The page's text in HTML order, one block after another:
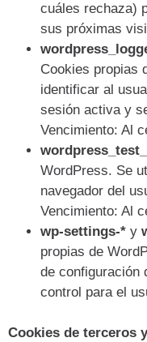
cuáles rechaza)
sus próximas
Cookies propias
identificar al
sesión activa y
Vencimiento: Al
WordPress. Se
navegador del
Vencimiento: Al
wp-settings-* y
propias de
de configuración
control para el
Cookies de terceros